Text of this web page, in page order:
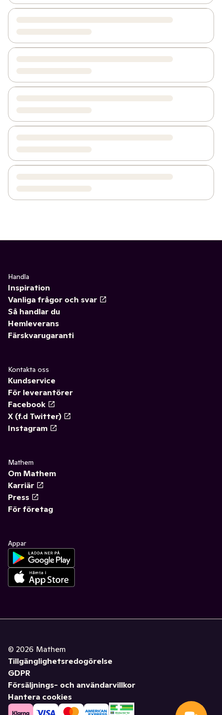
Handla
Inspiration
Vanliga frågor och svar
Så handlar du
Hemleverans
Färskvarugaranti
Kontakta oss
Kundservice
För leverantörer
Facebook
X (f.d Twitter)
Instagram
Mathem
Om Mathem
Karriär
Press
För företag
Appar
© 2026 Mathem
Tillgänglighetsredogörelse
GDPR
Försäljnings- och användarvillkor
Hantera cookies